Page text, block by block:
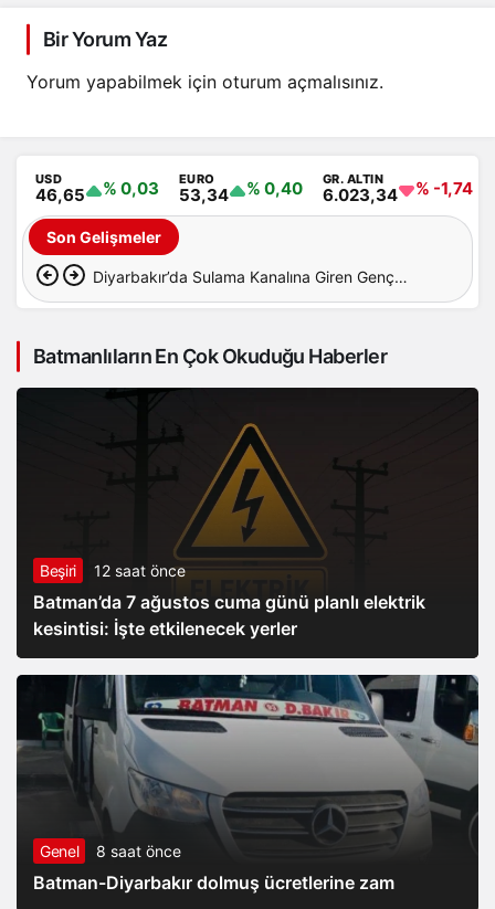
Bir Yorum Yaz
Yorum yapabilmek için oturum açmalısınız.
USD
46,65 % 0,03 EURO
53,34 % 0,40 GR. ALTIN
6.023,34 % -1,74
Son Gelişmeler
Diyarbakır’da Sulama Kanalına Giren Genç
Batmanlıların En Çok Okuduğu Haberler
Beşiri 12 saat önce
Batman’da 7 ağustos cuma günü planlı elektrik
kesintisi: İşte etkilenecek yerler
Genel 8 saat önce
Batman-Diyarbakır dolmuş ücretlerine zam